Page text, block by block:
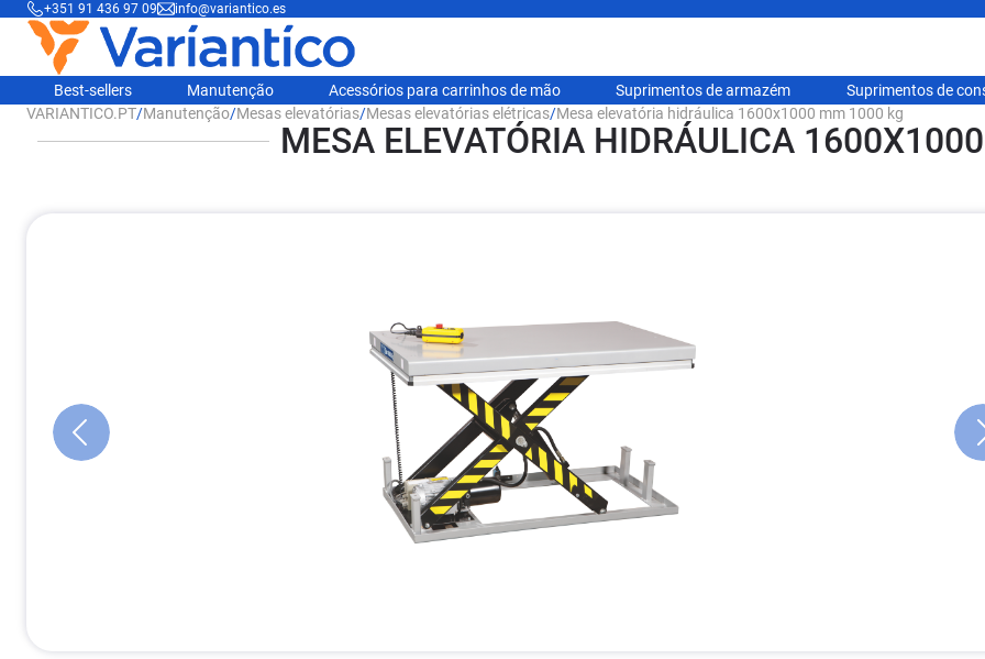
+351 91 436 97 09 info@variantico.es
Best-sellers Manutenção Acessórios para carrinhos de mão Suprimentos de armazém Suprimentos de
VARIANTICO.PT/Manutenção/Mesas elevatórias/Mesas elevatórias elétricas/Mesa elevatória hidráulica 1600x1000 mm 1000 kg
MESA ELEVATÓRIA HIDRÁULICA